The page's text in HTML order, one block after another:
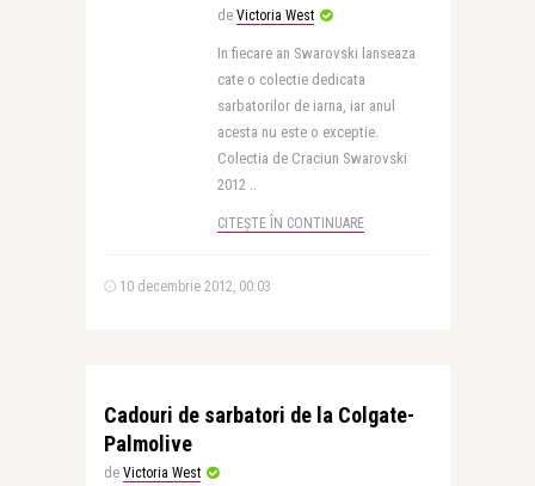
de Victoria West
In fiecare an Swarovski lanseaza
cate o colectie dedicata
sarbatorilor de iarna, iar anul
acesta nu este o exceptie.
Colectia de Craciun Swarovski
2012 ..
CITEȘTE ÎN CONTINUARE
10 decembrie 2012, 00:03
Cadouri de sarbatori de la Colgate-
Palmolive
de Victoria West